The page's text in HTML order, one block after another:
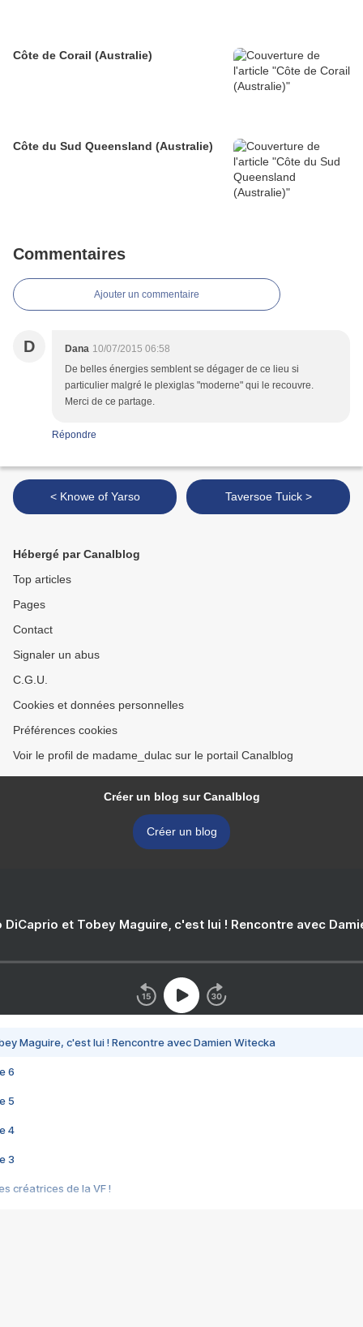
Côte de Corail (Australie)
Côte du Sud Queensland (Australie)
Commentaires
Ajouter un commentaire
D Dana 10/07/2015 06:58
De belles énergies semblent se dégager de ce lieu si
particulier malgré le plexiglas "moderne" qui le recouvre.
Merci de ce partage.
Répondre
< Knowe of Yarso Taversoe Tuick >
Hébergé par Canalblog
Top articles
Pages
Contact
Signaler un abus
C.G.U.
Cookies et données personnelles
Préférences cookies
Voir le profil de madame_dulac sur le portail Canalblog
Créer un blog sur Canalblog
Créer un blog
DiCaprio et Tobey Maguire, c'est lui ! Rencontre avec
Maguire, c'est lui ! Rencontre avec Damien Witecka
6
5
4
3
créatrices de la VF !